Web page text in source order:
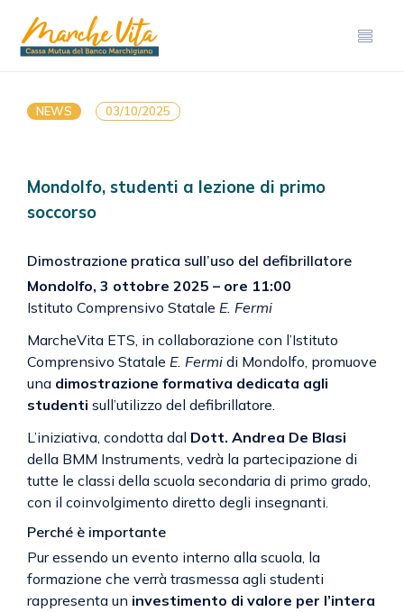
NEWS 03/10/2025
Mondolfo, studenti a lezione di primo
soccorso
Dimostrazione pratica sull’uso del defibrillatore
Mondolfo, 3 ottobre 2025 – ore 11:00
Istituto Comprensivo Statale E. Fermi
MarcheVita ETS, in collaborazione con l’Istituto
Comprensivo Statale E. Fermi di Mondolfo, promuove
una dimostrazione formativa dedicata agli
studenti sull’utilizzo del defibrillatore.
L’iniziativa, condotta dal Dott. Andrea De Blasi
della BMM Instruments, vedrà la partecipazione di
tutte le classi della scuola secondaria di primo grado,
con il coinvolgimento diretto degli insegnanti.
Perché è importante
Pur essendo un evento interno alla scuola, la
formazione che verrà trasmessa agli studenti
rappresenta un investimento di valore per l’intera